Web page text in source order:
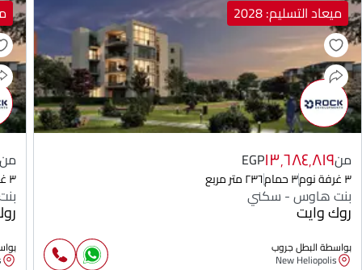
ميعاد التسليم: 2028
من١٣٬٦٨٤٬٨١٩EGP
٣ غرفة نوم ٣ حمام ٢٣٦ متر مربع
بنت هاوس - سكني
روك وايت
بواسطة البطل جروب
New Heliopolis
من
٣ غرفة نوم